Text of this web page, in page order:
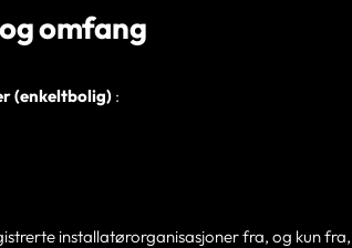
omfang
(enkeltbolig) :
installatørorganisasjoner fra, og kun